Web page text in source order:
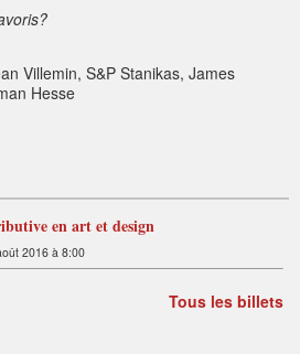
Villemin, S&P Stanikas, James
Hesse
en art et design
2016 à 8:00
Tous les billets